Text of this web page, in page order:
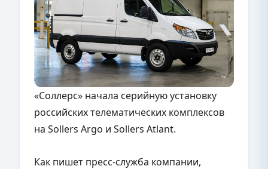
«Соллерс» начала серийную установку
российских телематических комплексов
на Sollers Argo и Sollers Atlant.
Как пишет пресс-служба компании,